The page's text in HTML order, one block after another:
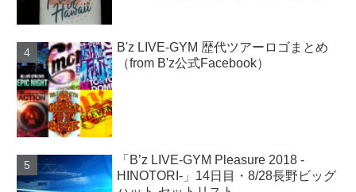
B'z LIVE-GYM 歴代ツアーロゴまとめ
（from B'z公式Facebook）
「B’z LIVE-GYM Pleasure 2018 -
HINOTORI-」14日目・8/28長野ビッグ